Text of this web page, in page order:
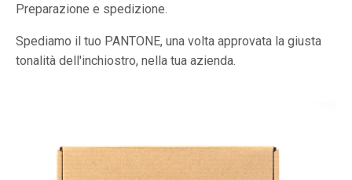
Preparazione e spedizione.
Spediamo il tuo PANTONE, una volta approvata la giusta
tonalità dell'inchiostro, nella tua azienda.